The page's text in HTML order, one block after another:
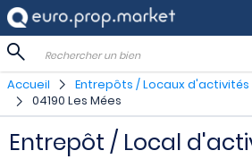
Rechercher un bien
Accueil Entrepôts / Locaux d'activités
04190 Les Mées
Entrepôt / Local